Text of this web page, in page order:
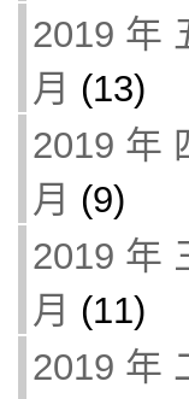
2019 年
月 (13)
2019 年
月 (9)
2019 年
月 (11)
2019 年